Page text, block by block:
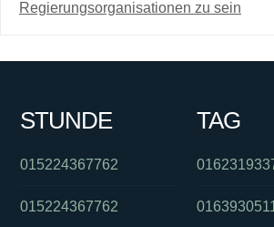
Regierungsorganisationen zu sein
STUNDE
015224367762
015224367762
TAG